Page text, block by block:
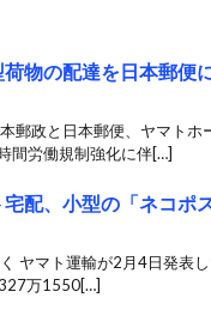
物の配達を日本郵便
郵政と日本郵便、ヤマト
間労働規制強化に伴[…]
宅配、小型の「ネコポ
ヤマト運輸が2月4日発表
万1550[…]